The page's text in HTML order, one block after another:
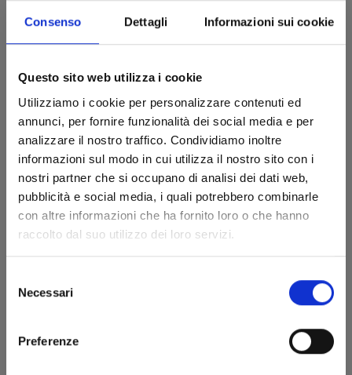
Consenso Dettagli Informazioni sui cookie
Questo sito web utilizza i cookie
Utilizziamo i cookie per personalizzare contenuti ed
annunci, per fornire funzionalità dei social media e per
analizzare il nostro traffico. Condividiamo inoltre
informazioni sul modo in cui utilizza il nostro sito con i
nostri partner che si occupano di analisi dei dati web,
pubblicità e social media, i quali potrebbero combinarle
con altre informazioni che ha fornito loro o che hanno
raccolto dal suo utilizzo dei loro servizi.
delNecessari
Preferenze
FOUR KNIGHTS OF THE APOCALYPSE n. 14
30/04/2024
€ 5,20